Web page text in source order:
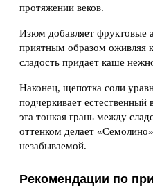
протяжении веков.
Изюм добавляет фруктовые
приятным образом оживляя
сладость придает каше
Наконец, щепотка соли
подчеркивает
эта тонкая грань между
оттенком делает
незабываемой.
Рекомендации по